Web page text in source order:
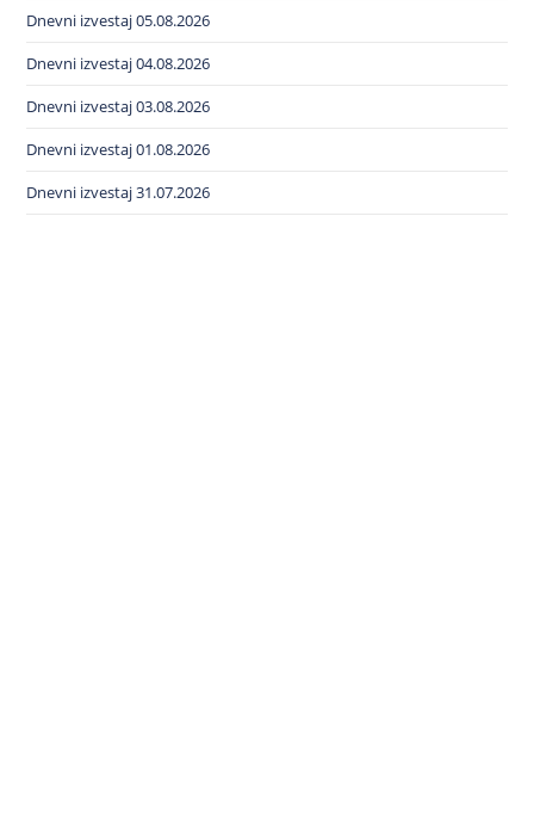
Dnevni izvestaj 05.08.2026
Dnevni izvestaj 04.08.2026
Dnevni izvestaj 03.08.2026
Dnevni izvestaj 01.08.2026
Dnevni izvestaj 31.07.2026